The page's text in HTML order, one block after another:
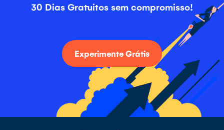
30 Dias Gratuitos sem compromisso!
Experimente Grátis